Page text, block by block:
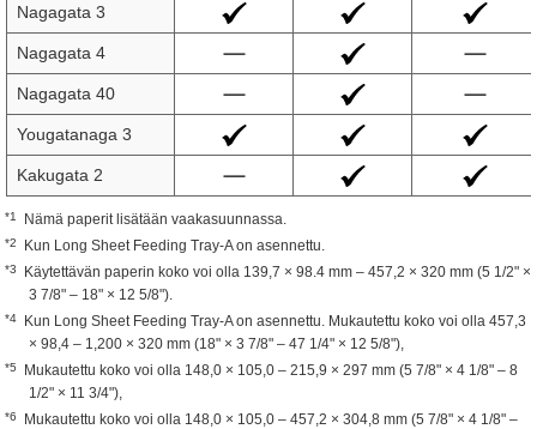
Nagagata 3
Nagagata 4
Nagagata 40
Yougatanaga 3
Kakugata 2
*1 Nämä paperit lisätään vaakasuunnassa.
*2 Kun Long Sheet Feeding Tray-A on asennettu.
*3
Käytettävän paperin koko voi olla 139,7 × 98.4 mm – 457,2 × 320 mm (5 1/2" ×
3 7/8" – 18" × 12 5/8").
*4
Kun Long Sheet Feeding Tray-A on asennettu. Mukautettu koko voi olla 457,3
× 98,4 – 1,200 × 320 mm (18" × 3 7/8" – 47 1/4" × 12 5/8"),
*5
Mukautettu koko voi olla 148,0 × 105,0 – 215,9 × 297 mm (5 7/8" × 4 1/8" – 8
1/2" × 11 3/4"),
*6
Mukautettu koko voi olla 148,0 × 105,0 – 457,2 × 304,8 mm (5 7/8" × 4 1/8" –